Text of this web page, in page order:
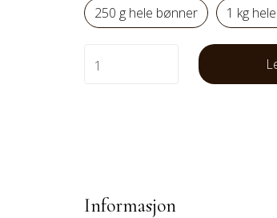
250 g hele bønner 1 kg
Informasjon